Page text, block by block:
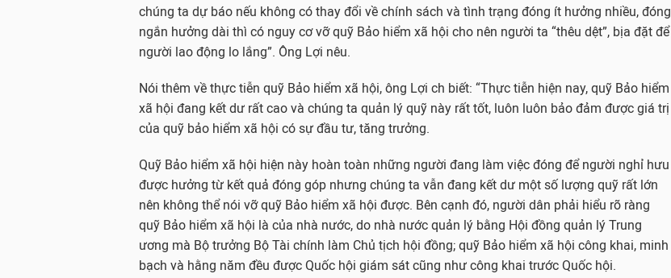
chúng ta dự báo nếu không có thay đổi về chính sách và tình trạng đóng ít hưởng nhiều, đóng
ngắn hưởng dài thì có nguy cơ vỡ quỹ Bảo hiểm xã hội cho nên người ta “thêu dệt”, bịa đặt để
người lao động lo lắng”. Ông Lợi nêu.
Nói thêm về thực tiễn quỹ Bảo hiểm xã hội, ông Lợi ch biết: “Thực tiễn hiện nay, quỹ Bảo hiểm
xã hội đang kết dư rất cao và chúng ta quản lý quỹ này rất tốt, luôn luôn bảo đảm được giá trị
của quỹ bảo hiểm xã hội có sự đầu tư, tăng trưởng.
Quỹ Bảo hiểm xã hội hiện này hoàn toàn những người đang làm việc đóng để người nghỉ hưu
được hưởng từ kết quả đóng góp nhưng chúng ta vẫn đang kết dư một số lượng quỹ rất lớn
nên không thể nói vỡ quỹ Bảo hiểm xã hội được. Bên cạnh đó, người dân phải hiểu rõ ràng
quỹ Bảo hiểm xã hội là của nhà nước, do nhà nước quản lý bằng Hội đồng quản lý Trung
ương mà Bộ trưởng Bộ Tài chính làm Chủ tịch hội đồng; quỹ Bảo hiểm xã hội công khai, minh
bạch và hằng năm đều được Quốc hội giám sát cũng như công khai trước Quốc hội.